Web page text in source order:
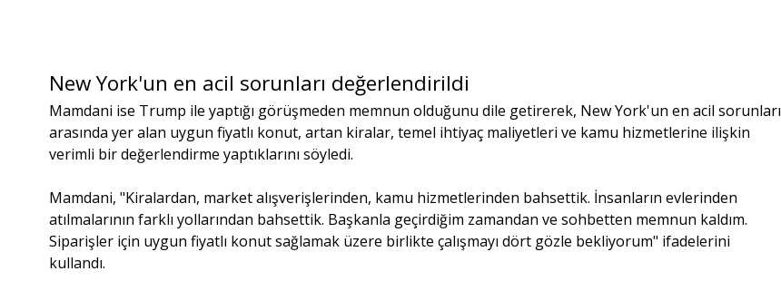
New York'un en acil sorunları değerlendirildi
Mamdani ise Trump ile yaptığı görüşmeden memnun olduğunu dile getirerek, New York'un en acil sorunları
arasında yer alan uygun fiyatlı konut, artan kiralar, temel ihtiyaç maliyetleri ve kamu hizmetlerine ilişkin
verimli bir değerlendirme yaptıklarını söyledi.
Mamdani, "Kiralardan, market alışverişlerinden, kamu hizmetlerinden bahsettik. İnsanların evlerinden
atılmalarının farklı yollarından bahsettik. Başkanla geçirdiğim zamandan ve sohbetten memnun kaldım.
Siparişler için uygun fiyatlı konut sağlamak üzere birlikte çalışmayı dört gözle bekliyorum" ifadelerini
kullandı.